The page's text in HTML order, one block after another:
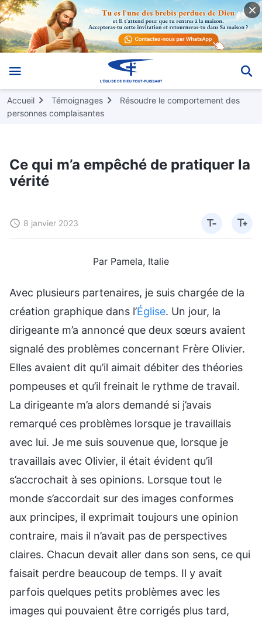
Accueil Témoignages
Résoudre le comportement des
personnes complaisantes
Ce qui m’a empêché de pratiquer la
vérité
8 janvier 2023
Par Pamela, Italie
Avec plusieurs partenaires, je suis chargée de la
création graphique dans l’Église. Un jour, la
dirigeante m’a annoncé que deux sœurs avaient
signalé des problèmes concernant Frère Olivier.
Elles avaient dit qu’il aimait débiter des théories
pompeuses et qu’il freinait le rythme de travail.
La dirigeante m’a alors demandé si j’avais
remarqué ces problèmes lorsque je travaillais
avec lui. Je me suis souvenue que, lorsque je
travaillais avec Olivier, il était évident qu’il
s’accrochait à ses opinions. Lorsque tout le
monde s’accordait sur des images conformes
aux principes, il exprimait toujours une opinion
contraire, mais il n’avait pas de perspectives
claires. Chacun devait aller dans son sens, ce qui
faisait perdre beaucoup de temps. Il y avait
parfois quelques petits problèmes avec les
images qui pouvaient être corrigés plus tard,